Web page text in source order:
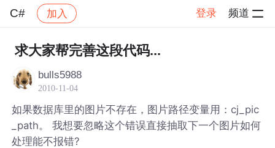
C# 加入 登录 频道
社区 C# 帖子详情
求大家帮完善这段代码...
bulls5988
2010-11-04
如果数据库里的图片不存在，图片路径变量用：cj_pic
_path。 我想要忽略这个错误直接抽取下一个图片如何
处理能不报错?